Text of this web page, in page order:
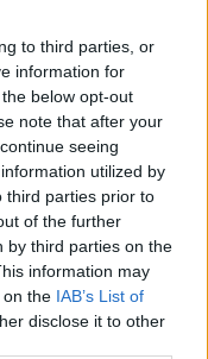
to third parties, or
information for
below opt-out
note that after your
seeing
utilized by
third parties prior to
of the further
by third parties on the
information may
on the IAB’s List of
disclose it to other